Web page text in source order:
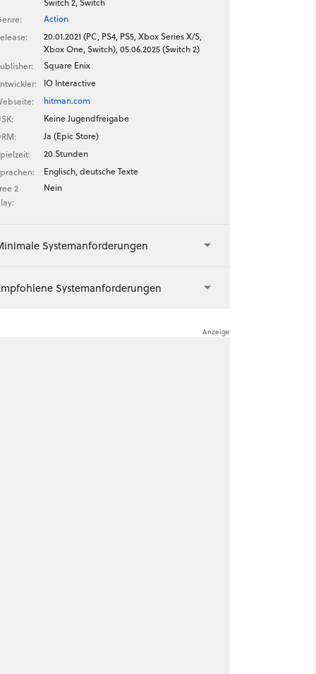
Switch 2, Switch
Action
20.01.2021 (PC, PS4, PS5, Xbox Series X/S,
Xbox One, Switch), 05.06.2025 (Switch 2)
Square Enix
IO Interactive
hitman.com
Keine Jugendfreigabe
Ja (Epic Store)
20 Stunden
Englisch, deutsche Texte
2
Nein
Systemanforderungen
Systemanforderungen